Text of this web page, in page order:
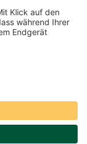
die dortigen